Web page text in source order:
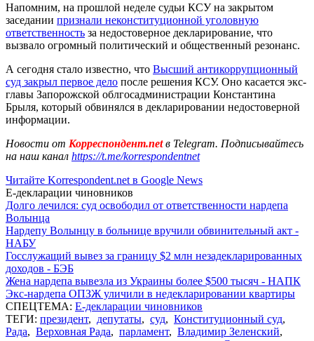
Напомним, на прошлой неделе судьи КСУ на закрытом
заседании признали неконституционной уголовную
ответственность за недостоверное декларирование, что
вызвало огромный политический и общественный резонанс.
А сегодня стало известно, что Высший антикоррупционный
суд закрыл первое дело после решения КСУ. Оно касается экс-
главы Запорожской облгосадминистрации Константина
Брыля, который обвинялся в декларировании недостоверной
информации.
Новости от Корреспондент.netв Telegram. Подписывайтесь
на наш канал https://t.me/korrespondentnet
Читайте Korrespondent.net в Google News
Е-декларации чиновников
Долго лечился: суд освободил от ответственности нардепа
Волынца
Нардепу Волынцу в больнице вручили обвинительный акт -
НАБУ
Госслужащий вывез за границу $2 млн незадекларированных
доходов - БЭБ
Жена нардепа вывезла из Украины более $500 тысяч - НАПК
Экс-нардепа ОПЗЖ уличили в недекларировании квартиры
СПЕЦТЕМА: Е-декларации чиновников
ТЕГИ: президент, депутаты, суд, Конституционный суд,
Рада, Верховная Рада, парламент, Владимир Зеленский,